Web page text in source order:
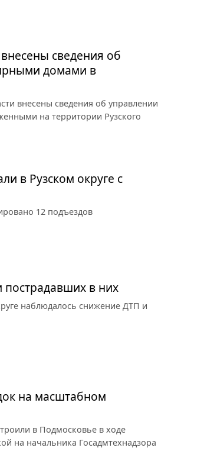
сведения об
домами в
внесены сведения об управлении
на территории Рузского
в Рузском округе с
12 подъездов
пострадавших в них
наблюдалось снижение ДТП и
на масштабном
в Подмосковье в ходе
на начальника Госадмтехнадзора